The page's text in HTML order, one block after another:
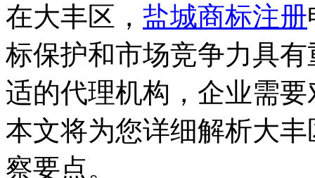
在大丰区， 盐城商标注册
标保护和市场竞争力具
适的代理机构，企业需
本文将为您详细解析大
察要点。